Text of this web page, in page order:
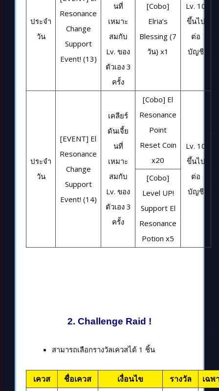
ประจำ
วัน
Resonance
Change
Support
Event! (13)
นที่
เหมาะ
สมกับ
Lv. ของ
ตัวเอง 3
ครั้ง
[Cobo]
Elria’s
Blessing (7
วัน) x1
Lv. 10
ขึ้นไป
ต่อ
บัญชี
ประจำ
วัน
[EVENT] El
Resonance
Change
Support
Event! (14)
เคลียร์
ดันเจี้ย
นที่
เหมาะ
สมกับ
Lv. ของ
ตัวเอง 3
ครั้ง
[Cobo] El
Resonance
Point
Reset Coin
x20
Lv. 10
ขึ้นไป
ต่อ
บัญชี
[Cobo]
Level UP!
Support El
Resonance
Potion x5
2. Challenge Raid !
สามารถเลือกรางวัลเควสได้ 1 ชิ้น
เควส ชื่อเควส เงื่อนไข รางวัล เฉพ